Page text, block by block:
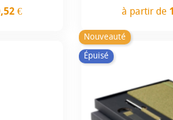
€
à partir de
Nouveauté
Épuisé